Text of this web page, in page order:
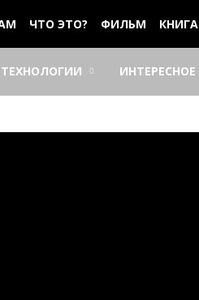
ЧТО ЭТО? ФИЛЬМ КНИГА
ТЕХНОЛОГИИ ИНТЕРЕСНОЕ